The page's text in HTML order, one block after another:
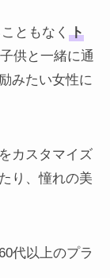
ともなく ト
供と一緒に通
みたい女性に
カスタマイズ
り、憧れの美
代以上のプラ